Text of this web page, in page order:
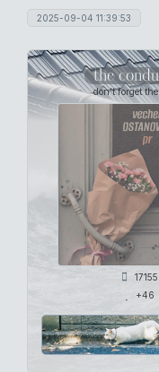
2025-09-04 11:39:53
the
don't forget
17155
+46